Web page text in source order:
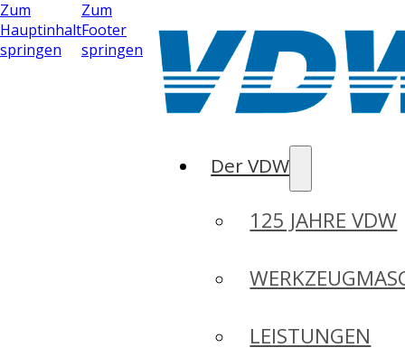
Zum
Hauptinhalt
springen
Zum
Footer
springen
Der VDW
125 JAHRE VDW
LEISTUNGEN